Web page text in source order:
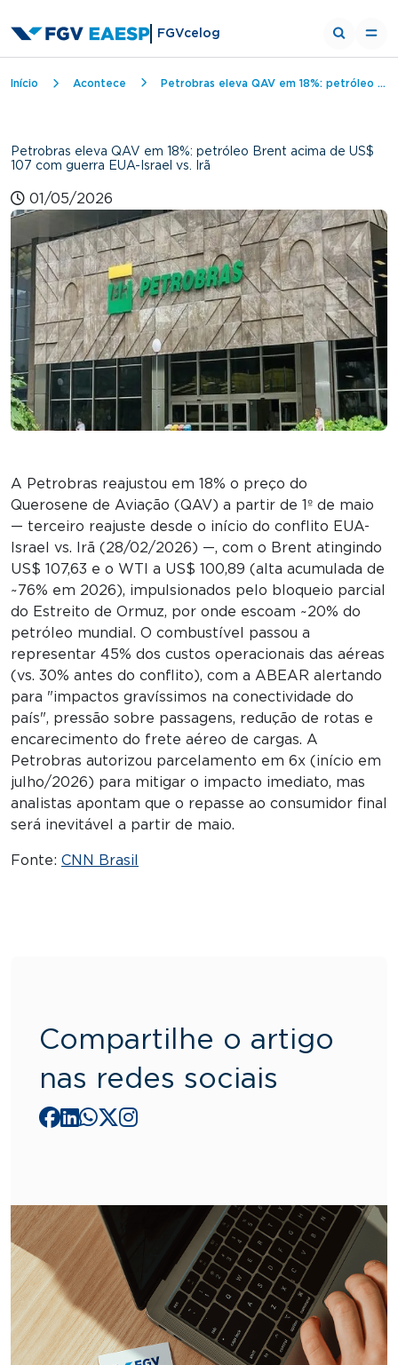
FGVcelog
Trilha de navegação
Início Acontece Petrobras eleva QAV em 18%: petróleo Brent acima de US$ 107 com guerra EUA-Israel vs. Irã
Petrobras eleva QAV em 18%: petróleo Brent acima de US$
107 com guerra EUA-Israel vs. Irã
01/05/2026
A Petrobras reajustou em 18% o preço do
Querosene de Aviação (QAV) a partir de 1º de maio
— terceiro reajuste desde o início do conflito EUA-
Israel vs. Irã (28/02/2026) —, com o Brent atingindo
US$ 107,63 e o WTI a US$ 100,89 (alta acumulada de
~76% em 2026), impulsionados pelo bloqueio parcial
do Estreito de Ormuz, por onde escoam ~20% do
petróleo mundial. O combustível passou a
representar 45% dos custos operacionais das aéreas
(vs. 30% antes do conflito), com a ABEAR alertando
para "impactos gravíssimos na conectividade do
país", pressão sobre passagens, redução de rotas e
encarecimento do frete aéreo de cargas. A
Petrobras autorizou parcelamento em 6x (início em
julho/2026) para mitigar o impacto imediato, mas
analistas apontam que o repasse ao consumidor final
será inevitável a partir de maio.
Fonte: CNN Brasil
Compartilhe o artigo
nas redes sociais